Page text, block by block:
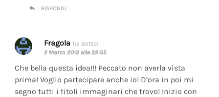
RISPONDI
Fragola ha detto:
2 Marzo 2012 alle 22:55
Che bella questa idea!!! Peccato non averla vista
prima! Voglio partecipare anche io! D’ora in poi mi
segno tutti i titoli immaginari che trovo! Inizio con